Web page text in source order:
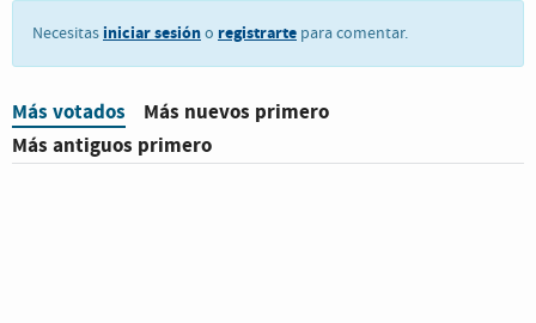
Necesitas iniciar sesióno registrarte para comentar.
Más votados
Más nuevos primero
Más antiguos primero